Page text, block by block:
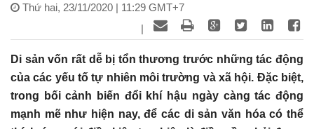
Thứ hai, 23/11/2020 | 11:29 GMT+7
|
Di sản vốn rất dễ bị tổn thương trước những tác động
của các yếu tố tự nhiên môi trường và xã hội. Đặc biệt,
trong bối cảnh biến đổi khí hậu ngày càng tác động
mạnh mẽ như hiện nay, để các di sản văn hóa có thể